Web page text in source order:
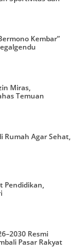
Kembar”
Miras,
Temuan
Rumah Agar Sehat,
Pendidikan,
Resmi
Pasar Rakyat